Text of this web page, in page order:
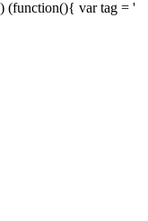
) (function(){ var tag = '